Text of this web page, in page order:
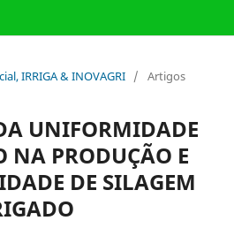
IRRIGA & INOVAGRI / Artigos
UNIFORMIDADE
NA PRODUÇÃO E
DE SILAGEM